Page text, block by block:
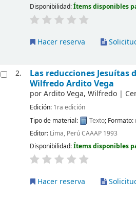
Disponibilidad:Ítems disponibles
Hacer reserva
2.
Las reducciones
Wilfredo Ardito Vega
porArdito Vega, Wilfredo |
Edición: 1ra edición
Tipo de material:
Texto; Formato:
Editor: Lima, Perú CAAAP 1993
Disponibilidad:Ítems disponibles
Hacer reserva